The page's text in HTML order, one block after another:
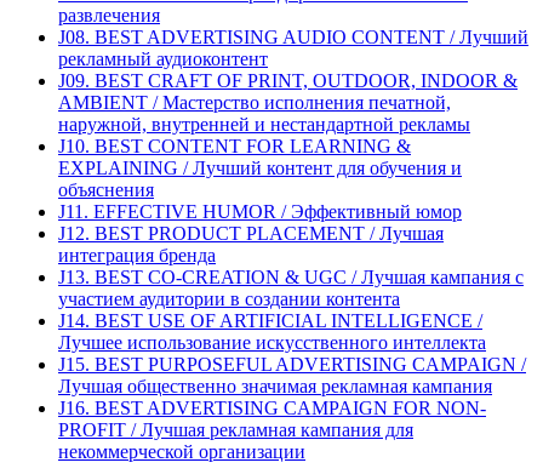
развлечения
J08. BEST ADVERTISING AUDIO CONTENT / Лучший
рекламный аудиоконтент
J09. BEST CRAFT OF PRINT, OUTDOOR, INDOOR &
AMBIENT / Мастерство исполнения печатной,
наружной, внутренней и нестандартной рекламы
J10. BEST CONTENT FOR LEARNING &
EXPLAINING / Лучший контент для обучения и
объяснения
J11. EFFECTIVE HUMOR / Эффективный юмор
J12. BEST PRODUCT PLACEMENT / Лучшая
интеграция бренда
J13. BEST CO-CREATION & UGC / Лучшая кампания с
участием аудитории в создании контента
J14. BEST USE OF ARTIFICIAL INTELLIGENCE /
Лучшее использование искусственного интеллекта
J15. BEST PURPOSEFUL ADVERTISING CAMPAIGN /
Лучшая общественно значимая рекламная кампания
J16. BEST ADVERTISING CAMPAIGN FOR NON-
PROFIT / Лучшая рекламная кампания для
некоммерческой организации